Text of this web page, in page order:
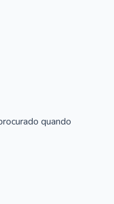
quando